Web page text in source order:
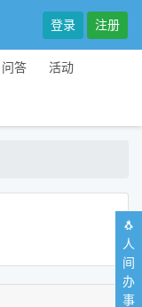
登录 注册
问答 活动
🐧
人
间
办
事